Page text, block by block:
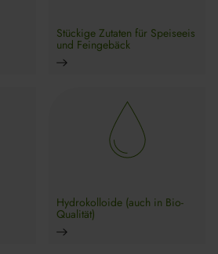
Stückige Zutaten für Speiseeis
und Feingebäck
Hydrokolloide (auch in Bio-
Qualität)